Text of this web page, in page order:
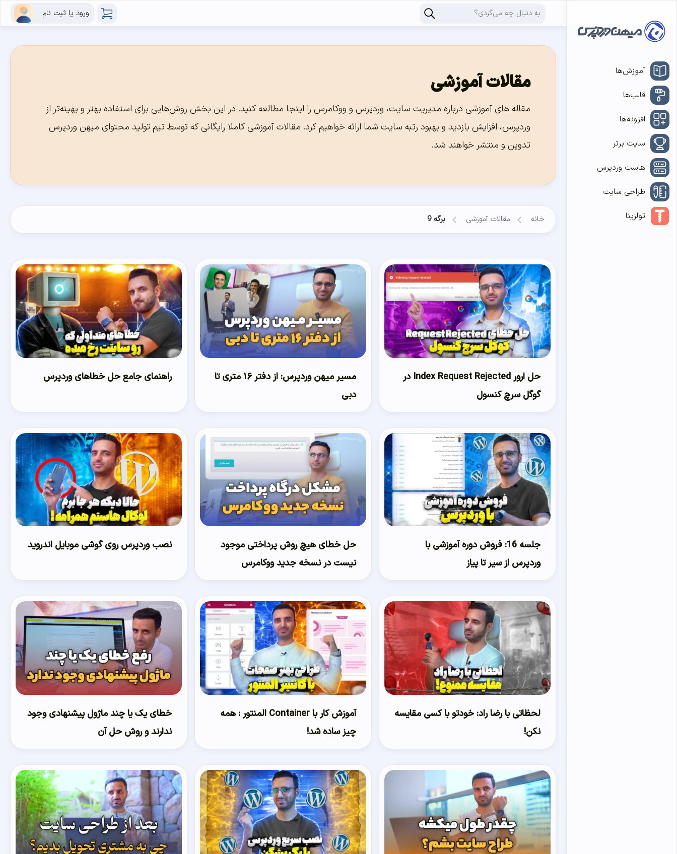
ورود یا ثبت نام
آموزش‌ها
قالب‌ها
افزونه‌ها
سایت برتر
هاست وردپرس
طراحی سایت
تولزینا
مقالات آموزشی
مقاله های آموزشی درباره مدیریت سایت، وردپرس و ووکامرس را اینجا مطالعه کنید. در این بخش روش‌هایی برای استفاده بهتر و بهینه‌تر از
وردپرس، افزایش بازدید و بهبود رتبه سایت شما ارائه خواهیم کرد. مقالات آموزشی کاملا رایگانی که توسط تیم تولید محتوای میهن وردپرس
تدوین و منتشر خواهند شد.
خانه مقالات آموزشی برگه 9
حل ارور Index Request Rejected در
گوگل سرچ کنسول
مسیر میهن وردپرس: از دفتر ۱۶ متری تا
دبی
راهنمای جامع حل خطاهای وردپرس
جلسه 16: فروش دوره آموزشی با
وردپرس از سیر تا پیاز
حل خطای هیچ روش پرداختی موجود
نیست در نسخه جدید ووکامرس
نصب وردپرس روی گوشی موبایل اندروید
لحظاتی با رضا راد: خودتو با کسی مقایسه
نکن!
آموزش کار با Container المنتور : همه
چیز ساده شد!
خطای یک یا چند ماژول پیشنهادی وجود
ندارند و روش حل آن